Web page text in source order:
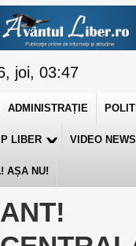
joi, 03:47
ADMINISTRAȚIE
LIBER VIDEO NEWS
AȘA NU!